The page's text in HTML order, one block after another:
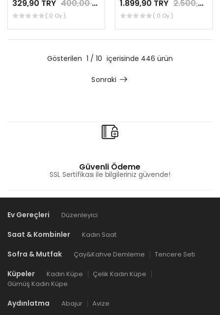
329,90 TRY 400,00 TRY
( 0 Oy )
1.899,90 TRY 2.500,00 TRY
( 0 Oy )
Gösterilen 1 / 10 içerisinde 446 ürün
Sonraki
Güvenli Ödeme
SSL Sertifikası ile bilgileriniz güvende!
Ev Gereçleri Düzenleyici
Saat & Kombinler Kadın Saat
Sofra & Mutfak Çay&Kahve Demleme Tencere Seti
Küpeler Kadın Küpe
Çelik Kadın Küpe
Gümüş Kadın Küpe
Aydınlatma Abajur Avize